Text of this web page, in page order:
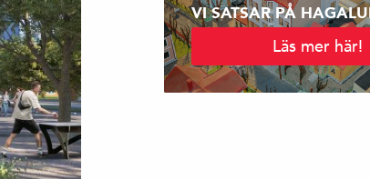
VI SATSAR PÅ
Läs mer här!